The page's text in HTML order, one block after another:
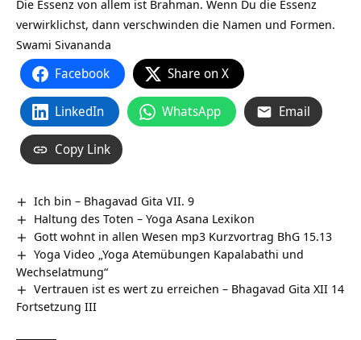
Die Essenz von allem ist Brahman. Wenn Du die Essenz
verwirklichst, dann verschwinden die Namen und Formen.
Swami Sivananda
Facebook Share on X
LinkedIn WhatsApp Email
Copy Link
Ich bin – Bhagavad Gita VII. 9
Haltung des Toten – Yoga Asana Lexikon
Gott wohnt in allen Wesen mp3 Kurzvortrag BhG 15.13
Yoga Video „Yoga Atemübungen Kapalabathi und
Wechselatmung“
Vertrauen ist es wert zu erreichen – Bhagavad Gita XII 14
Fortsetzung III